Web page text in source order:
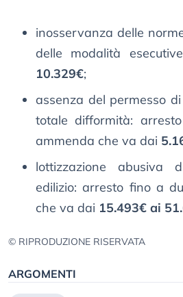
inosservanza delle
delle modalità
10.329€;
assenza del permesso
totale difformità:
ammenda che va dai
lottizzazione abusiva
edilizio: arresto fino a
che va dai 15.493€ ai
© RIPRODUZIONE RISERVATA
ARGOMENTI